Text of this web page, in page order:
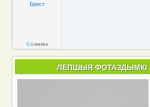
Брест
Gismeteo
ЛЕПШЫЯ ФОТАЗДЫМКІ